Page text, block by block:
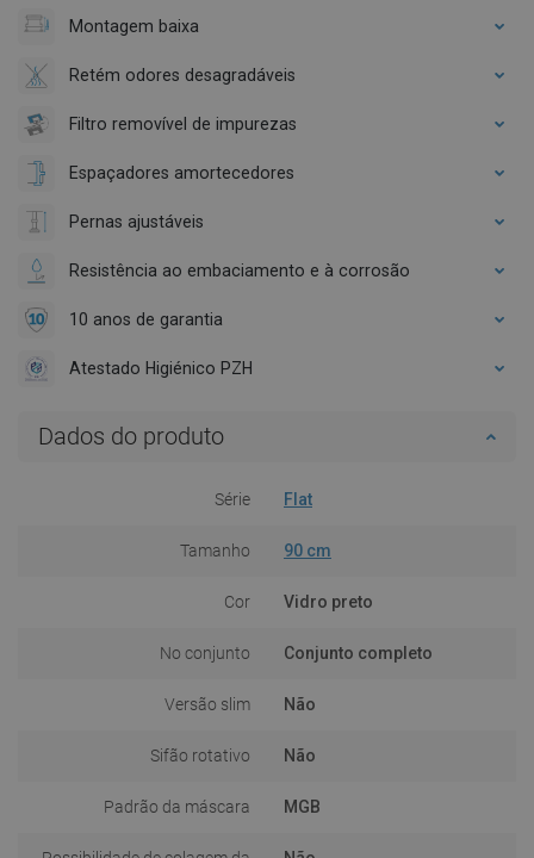
Montagem baixa
Retém odores desagradáveis
Filtro removível de impurezas
Espaçadores amortecedores
Pernas ajustáveis
Resistência ao embaciamento e à corrosão
10 anos de garantia
Atestado Higiénico PZH
Dados do produto
Série Flat
Tamanho 90 cm
Cor Vidro preto
No conjunto Conjunto completo
Versão slim Não
Sifão rotativo Não
Padrão da máscara MGB